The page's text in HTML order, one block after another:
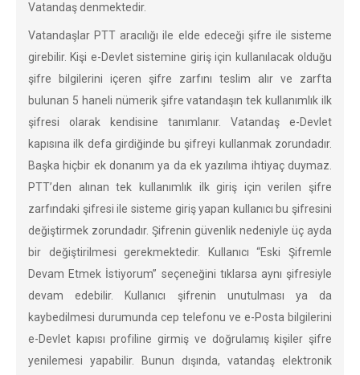
Vatandaş denmektedir.
Vatandaşlar PTT aracılığı ile elde edeceği şifre ile sisteme
girebilir. Kişi e-Devlet sistemine giriş için kullanılacak olduğu
şifre bilgilerini içeren şifre zarfını teslim alır ve zarfta
bulunan 5 haneli nümerik şifre vatandaşın tek kullanımlık ilk
şifresi olarak kendisine tanımlanır. Vatandaş e-Devlet
kapısına ilk defa girdiğinde bu şifreyi kullanmak zorundadır.
Başka hiçbir ek donanım ya da ek yazılıma ihtiyaç duymaz.
PTT’den alınan tek kullanımlık ilk giriş için verilen şifre
zarfındaki şifresi ile sisteme giriş yapan kullanıcı bu şifresini
değiştirmek zorundadır. Şifrenin güvenlik nedeniyle üç ayda
bir değiştirilmesi gerekmektedir. Kullanıcı “Eski Şifremle
Devam Etmek İstiyorum” seçeneğini tıklarsa aynı şifresiyle
devam edebilir. Kullanıcı şifrenin unutulması ya da
kaybedilmesi durumunda cep telefonu ve e-Posta bilgilerini
e-Devlet kapısı profiline girmiş ve doğrulamış kişiler şifre
yenilemesi yapabilir. Bunun dışında, vatandaş elektronik